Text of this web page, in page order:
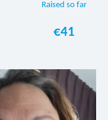
Raised so far
€41